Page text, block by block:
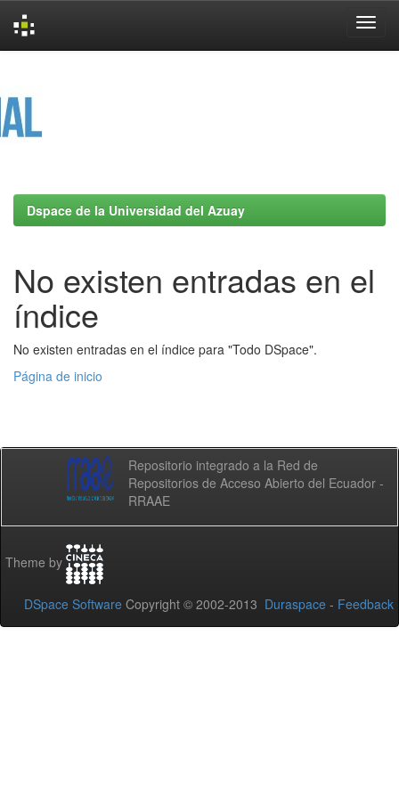
Dspace de la Universidad del Azuay
No existen entradas en el
índice
No existen entradas en el índice para "Todo DSpace".
Página de inicio
Repositorio integrado a la Red de
Repositorios de Acceso Abierto del Ecuador -
RRAAE
Theme by
DSpace Software Copyright © 2002-2013 Duraspace - Feedback